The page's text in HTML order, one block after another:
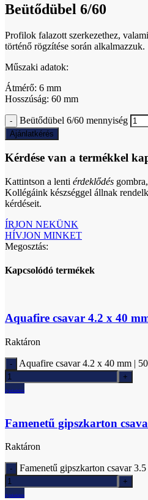
Beütődübel 6/60
Profilok falazott szerkezethez,
történő rögzítése során alkalmazzuk.
Műszaki adatok:
Átmérő: 6 mm
Hosszúság: 60 mm
Beütődübel 6/60 mennyiség
Ajánlatkérés
Kérdése van a termékkel
Kattintson a lenti érdeklődés
Kollégáink készséggel állnak
kérdéseit.
ÍRJON NEKÜNK
HÍVJON MINKET
Megosztás:
Kapcsolódó termékek
Aquafire csavar 4.2 x 40
Raktáron
Aquafire csavar 4.2 x 40 mm |
Ajánlatkérés
Famenetű gipszkarton
Raktáron
Famenetű gipszkarton csavar
Ajánlatkérés